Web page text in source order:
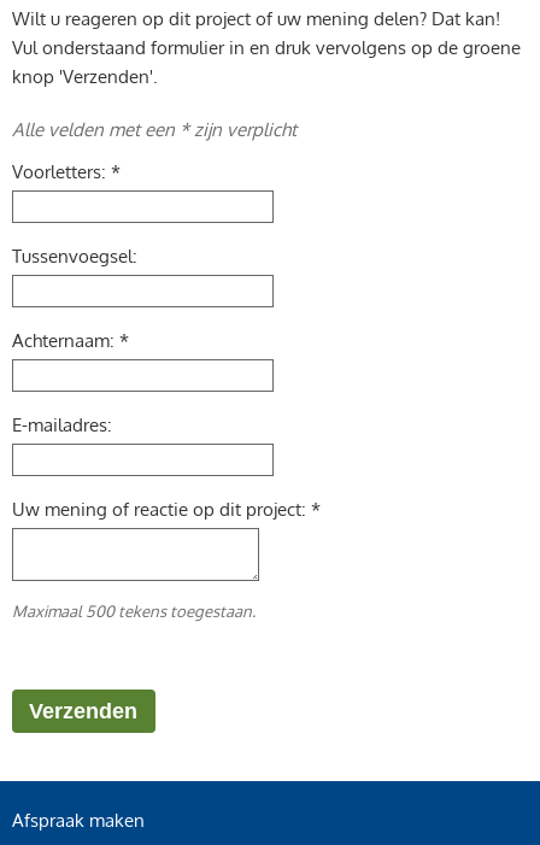
Wilt u reageren op dit project of uw mening delen? Dat kan!
Vul onderstaand formulier in en druk vervolgens op de groene
knop 'Verzenden'.
Alle velden met een * zijn verplicht
Voorletters: *
Tussenvoegsel:
Achternaam: *
E-mailadres:
Uw mening of reactie op dit project: *
Maximaal 500 tekens toegestaan.
Afspraak maken